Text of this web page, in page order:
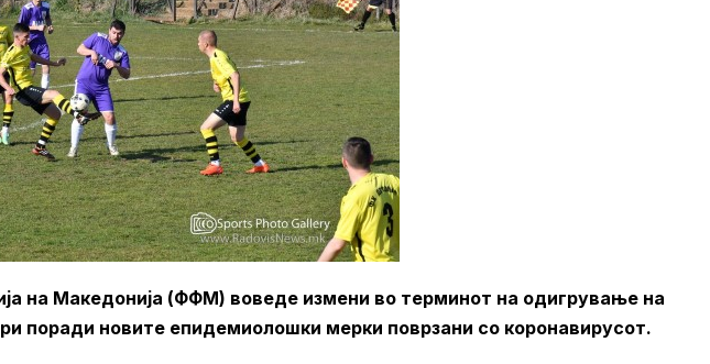
на Македонија (ФФМ) воведе измени во терминот на одигрување на
поради новите епидемиолошки мерки поврзани со коронавирусот.